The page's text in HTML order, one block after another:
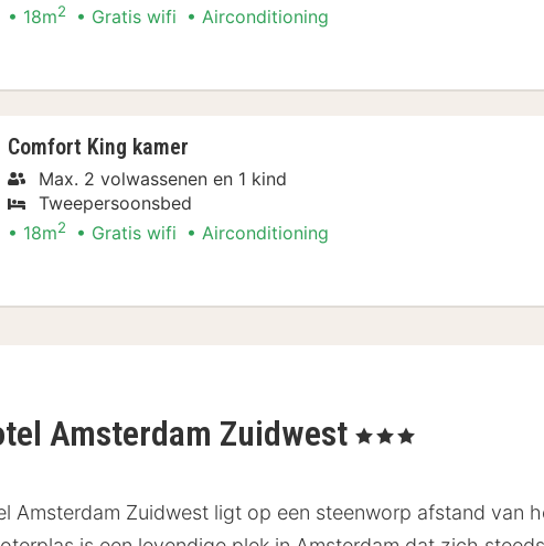
18m2 Gratis wifi Airconditioning
Comfort King kamer
Max. 2 volwassenen en 1 kind
Tweepersoonsbed
18m2 Gratis wifi Airconditioning
Amsterdam Zuidwest , 3 Sterren
Amsterdam Zuidwest ligt op een steenworp afstand van